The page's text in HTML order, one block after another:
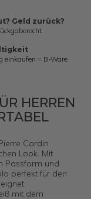
Geld zurück?
einkaufen = B-Ware
HERREN
Cardin
Look. Mit
Passform und
perfekt für den
mit dem